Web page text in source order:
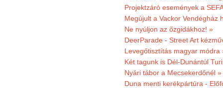
Projektzáró események a
Megújult a Vackor Vendégház
Ne nyúljon az őzgidákhoz! »
DeerParade - Street Art
Levegőtisztítás magyar módra
Két tagunk is Dél-Dunántúl
Nyári tábor a Mecsekerdőnél »
Duna menti kerékpártúra -